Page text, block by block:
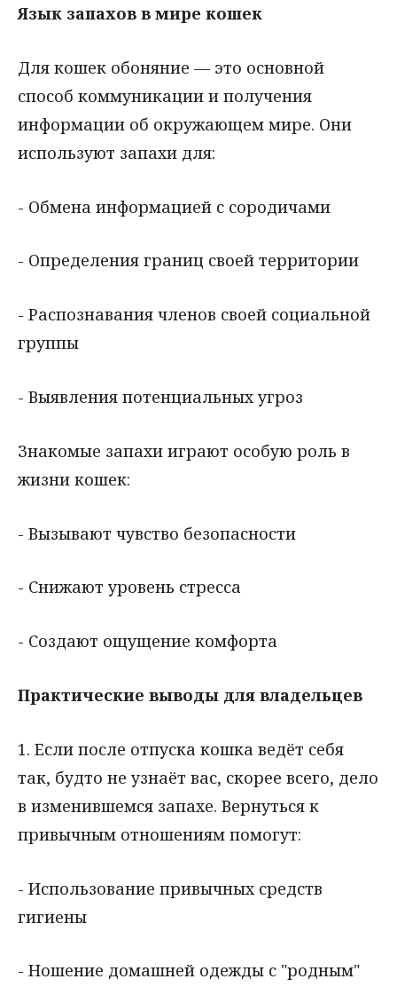
Язык запахов в мире кошек
Для кошек обоняние — это основной
способ коммуникации и получения
информации об окружающем мире. Они
используют запахи для:
- Обмена информацией с сородичами
- Определения границ своей территории
- Распознавания членов своей социальной
группы
- Выявления потенциальных угроз
Знакомые запахи играют особую роль в
жизни кошек:
- Вызывают чувство безопасности
- Снижают уровень стресса
- Создают ощущение комфорта
Практические выводы для владельцев
1. Если после отпуска кошка ведёт себя
так, будто не узнаёт вас, скорее всего, дело
в изменившемся запахе. Вернуться к
привычным отношениям помогут:
- Использование привычных средств
гигиены
- Ношение домашней одежды с "родным"